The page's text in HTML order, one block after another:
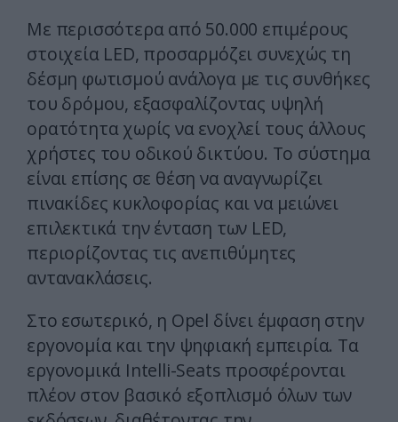
Με περισσότερα από 50.000 επιμέρους
στοιχεία LED, προσαρμόζει συνεχώς τη
δέσμη φωτισμού ανάλογα με τις συνθήκες
του δρόμου, εξασφαλίζοντας υψηλή
ορατότητα χωρίς να ενοχλεί τους άλλους
χρήστες του οδικού δικτύου. Το σύστημα
είναι επίσης σε θέση να αναγνωρίζει
πινακίδες κυκλοφορίας και να μειώνει
επιλεκτικά την ένταση των LED,
περιορίζοντας τις ανεπιθύμητες
αντανακλάσεις.
Στο εσωτερικό, η Opel δίνει έμφαση στην
εργονομία και την ψηφιακή εμπειρία. Τα
εργονομικά Intelli-Seats προσφέρονται
πλέον στον βασικό εξοπλισμό όλων των